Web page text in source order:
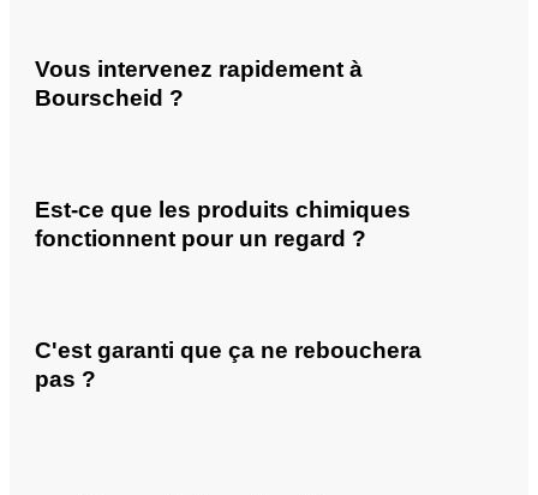
Vous intervenez rapidement à
Bourscheid ?
Est-ce que les produits chimiques
fonctionnent pour un regard ?
C'est garanti que ça ne rebouchera
pas ?